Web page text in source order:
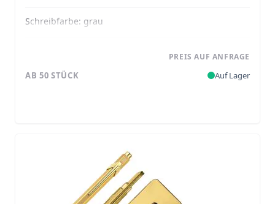
Schreibfarbe: grau
PREIS AUF ANFRAGE
AB 50 STÜCK Auf Lager